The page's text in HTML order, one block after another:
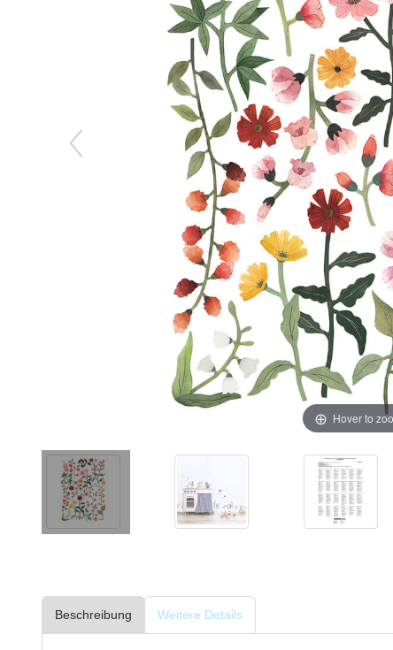
Hover to
Beschreibung Weitere Details